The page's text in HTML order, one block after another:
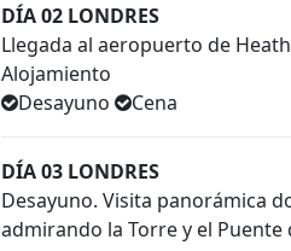
DÍA 02 LONDRES
Llegada al aeropuerto de
Alojamiento
Desayuno
Cena
DÍA 03 LONDRES
Desayuno. Visita panorámica
admirando la Torre y el Puente